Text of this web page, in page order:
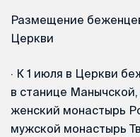
Размещение
Церкви
· К 1 июля в Церкви
в станице
женский монастырь
мужской монастырь